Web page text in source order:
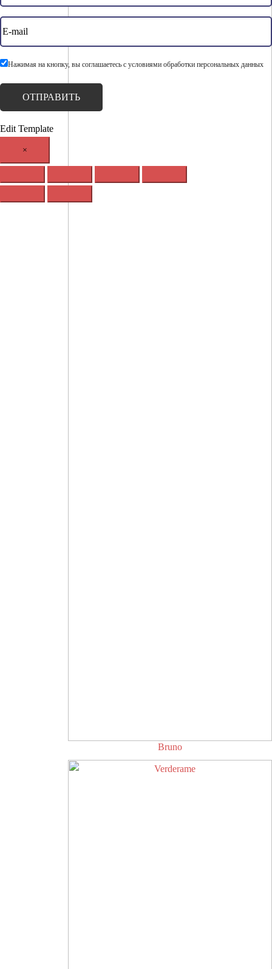
Bruno
Нажимая на кнопку, вы соглашаетесь с условиями обработки персональных данных
Edit Template
×